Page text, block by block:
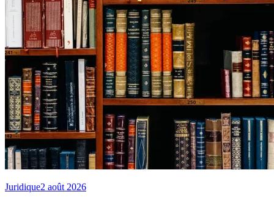
Juridique2 août 2026